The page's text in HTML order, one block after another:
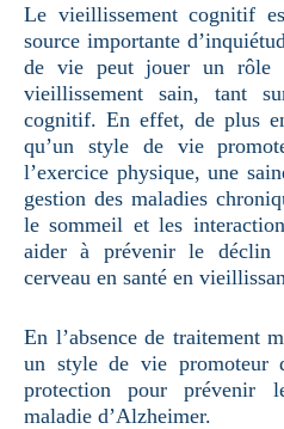
Le vieillissement cognitif
source importante
de vie peut jouer un rôle
vieillissement sain, tant
cognitif. En effet, de plus
qu’un style de vie
l’exercice physique, une
gestion des maladies
le sommeil et les
aider à prévenir le déclin
cerveau en santé en
En l’absence de traitement
un style de vie promoteur
protection pour prévenir
maladie d’Alzheimer.